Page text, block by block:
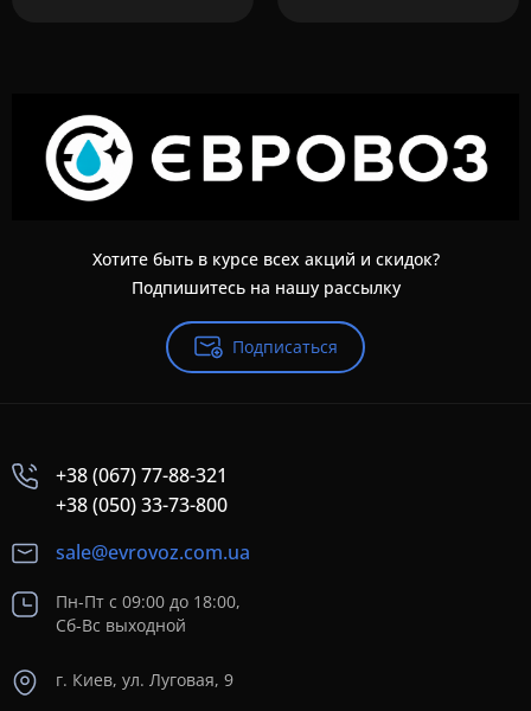
Хотите быть в курсе всех акций и скидок?
Подпишитесь на нашу рассылку
Подписаться
+38 (067) 77-88-321
+38 (050) 33-73-800
sale@evrovoz.com.ua
Пн-Пт с 09:00 до 18:00,
Сб-Вс выходной
г. Киев, ул. Луговая, 9